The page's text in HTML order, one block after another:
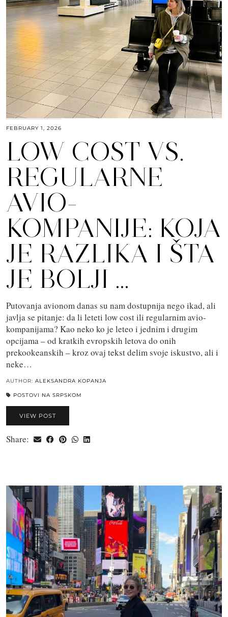
FEBRUARY 1, 2026
LOW COST VS.
REGULARNE
AVIO-
KOMPANIJE: KOJA
JE RAZLIKA I ŠTA
JE BOLJI …
Putovanja avionom danas su nam dostupnija nego ikad, ali
javlja se pitanje: da li leteti low cost ili regularnim avio-
kompanijama? Kao neko ko je leteo i jednim i drugim
opcijama – od kratkih evropskih letova do onih
prekookeanskih – kroz ovaj tekst delim svoje iskustvo, ali i
neke…
AUTHOR: ALEKSANDRA KOPANJA
POSTOVI NA SRPSKOM
VIEW POST
Share: